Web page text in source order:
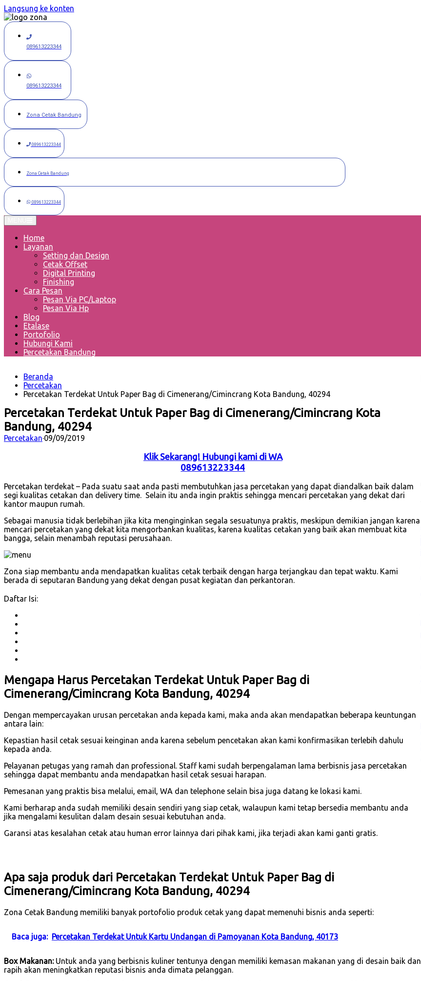
Langsung ke konten
089613223344
089613223344
Zona Cetak Bandung
089613223344
Zona Cetak Bandung
089613223344
Home
Layanan
Setting dan Design
Cetak Offset
Digital Printing
Finishing
Cara Pesan
Pesan Via PC/Laptop
Pesan Via Hp
Blog
Etalase
Portofolio
Hubungi Kami
Percetakan Bandung
Beranda
Percetakan
Percetakan Terdekat Untuk Paper Bag di Cimenerang/Cimincrang Kota Bandung, 40294
Percetakan Terdekat Untuk Paper Bag di Cimenerang/Cimincrang Kota
Bandung, 40294
Percetakan·09/09/2019
Klik Sekarang! Hubungi kami di WA
089613223344
Percetakan terdekat – Pada suatu saat anda pasti membutuhkan jasa percetakan yang dapat diandalkan baik dalam
segi kualitas cetakan dan delivery time. Selain itu anda ingin praktis sehingga mencari percetakan yang dekat dari
kantor maupun rumah.
Sebagai manusia tidak berlebihan jika kita menginginkan segala sesuatunya praktis, meskipun demikian jangan karena
mencari percetakan yang dekat kita mengorbankan kualitas, karena kualitas cetakan yang baik akan membuat kita
bangga, selain menambah reputasi perusahaan.
Zona siap membantu anda mendapatkan kualitas cetak terbaik dengan harga terjangkau dan tepat waktu. Kami
berada di seputaran Bandung yang dekat dengan pusat kegiatan dan perkantoran.
Daftar Isi:
Mengapa Harus Percetakan Terdekat Untuk Paper Bag di
Cimenerang/Cimincrang Kota Bandung, 40294
Dengan mempercayakan urusan percetakan anda kepada kami, maka anda akan mendapatkan beberapa keuntungan
antara lain:
Kepastian hasil cetak sesuai keinginan anda karena sebelum pencetakan akan kami konfirmasikan terlebih dahulu
kepada anda.
Pelayanan petugas yang ramah dan professional. Staff kami sudah berpengalaman lama berbisnis jasa percetakan
sehingga dapat membantu anda mendapatkan hasil cetak sesuai harapan.
Pemesanan yang praktis bisa melalui, email, WA dan telephone selain bisa juga datang ke lokasi kami.
Kami berharap anda sudah memiliki desain sendiri yang siap cetak, walaupun kami tetap bersedia membantu anda
jika mengalami kesulitan dalam desain sesuai kebutuhan anda.
Garansi atas kesalahan cetak atau human error lainnya dari pihak kami, jika terjadi akan kami ganti gratis.
Apa saja produk dari Percetakan Terdekat Untuk Paper Bag di
Cimenerang/Cimincrang Kota Bandung, 40294
Zona Cetak Bandung memiliki banyak portofolio produk cetak yang dapat memenuhi bisnis anda seperti:
Baca juga: Percetakan Terdekat Untuk Kartu Undangan di Pamoyanan Kota Bandung, 40173
Box Makanan:Untuk anda yang berbisnis kuliner tentunya dengan memiliki kemasan makanan yang di desain baik dan
rapih akan meningkatkan reputasi bisnis anda dimata pelanggan.